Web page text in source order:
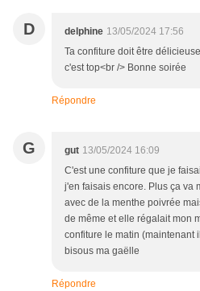
D delphine 13/05/2024 17:56
Ta confiture doit être
c'est top<br /> Bonne soirée
Répondre
G gut 13/05/2024 16:09
C'est une confiture que je
j'en faisais encore. Plus ça va
avec de la menthe poivrée
de même et elle régalait mon
confiture le matin (maintenant
bisous ma gaëlle
Répondre